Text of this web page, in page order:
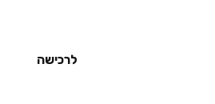
לרכישה